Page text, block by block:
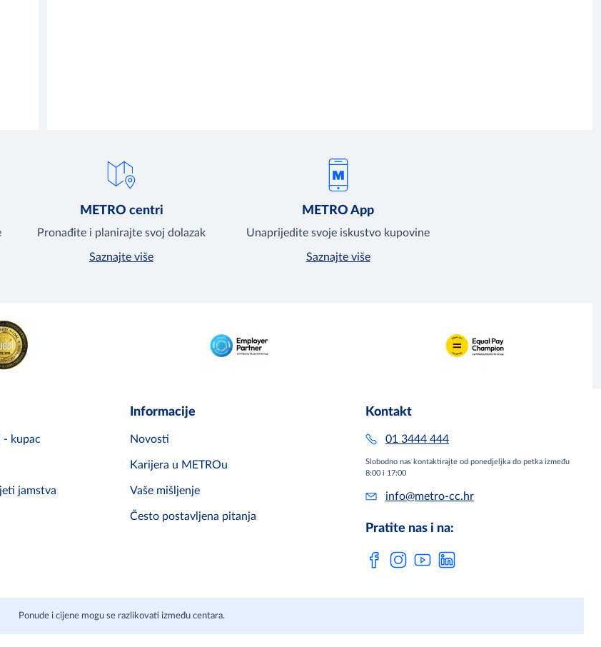
METRO centri
Pronađite i planirajte svoj dolazak
Saznajte više
METRO App
Unaprijedite svoje iskustvo kupovine
Saznajte više
- kupac
jamstva
Informacije
Novosti
Karijera u METROu
Vaše mišljenje
Često postavljena pitanja
Kontakt
01 3444 444
Slobodno nas kontaktirajte od ponedjeljka do petka između
8:00 i 17:00
info@metro-cc.hr
Pratite nas i na:
Ponude i cijene mogu se razlikovati između centara.